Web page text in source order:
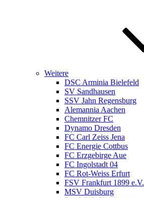
Weitere
DSC Arminia Bielefeld
SV Sandhausen
SSV Jahn Regensburg
Alemannia Aachen
Chemnitzer FC
Dynamo Dresden
FC Carl Zeiss Jena
FC Energie Cottbus
FC Erzgebirge Aue
FC Ingolstadt 04
FC Rot-Weiss Erfurt
FSV Frankfurt 1899 e.V.
MSV Duisburg